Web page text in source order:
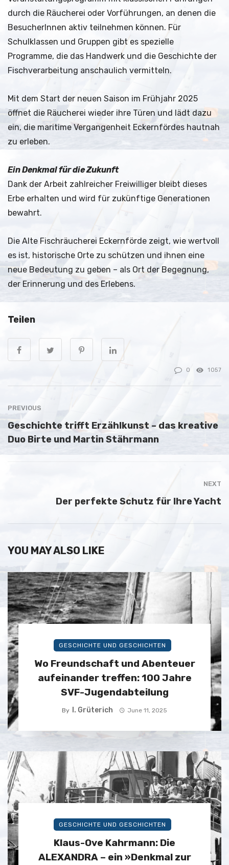
durch die Räucherei oder Vorführungen, an denen die
BesucherInnen aktiv teilnehmen können. Für
Schulklassen und Gruppen gibt es spezielle
Programme, die das Handwerk und die Geschichte der
Fischverarbeitung anschaulich vermitteln.
Mit dem Start der neuen Saison im Frühjahr 2025
öffnet die Räucherei wieder ihre Türen und lädt dazu
ein, die maritime Vergangenheit Eckernfördes hautnah
zu erleben.
Ein Denkmal für die Zukunft
Dank der Arbeit zahlreicher Freiwilliger bleibt dieses
Erbe erhalten und wird für zukünftige Generationen
bewahrt.
Die Alte Fischräucherei Eckernförde zeigt, wie wertvoll
es ist, historische Orte zu schützen und ihnen eine
neue Bedeutung zu geben – als Ort der Begegnung,
der Erinnerung und des Erlebens.
Teilen
0 1057
PREVIOUS
Geschichte trifft Erzählkunst – das kreative
Duo Birte und Martin Stährmann
NEXT
Der perfekte Schutz für Ihre Yacht
YOU MAY ALSO LIKE
GESCHICHTE UND GESCHICHTEN
Wo Freundschaft und Abenteuer
aufeinander treffen: 100 Jahre
SVF-Jugendabteilung
By I. Grüterich June 11, 2025
GESCHICHTE UND GESCHICHTEN
Klaus-Ove Kahrmann: Die
ALEXANDRA – ein »Denkmal zur